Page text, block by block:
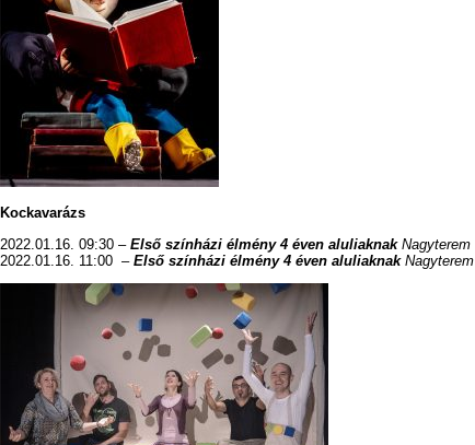
Kockavarázs
2022.01.16. 09:30 – Első színházi élmény 4 éven aluliaknak Nagyterem
2022.01.16. 11:00 – Első színházi élmény 4 éven aluliaknak Nagyterem